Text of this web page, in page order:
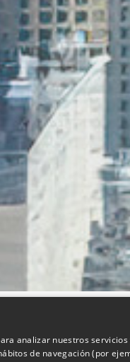
analizar nuestros
de navegación (por